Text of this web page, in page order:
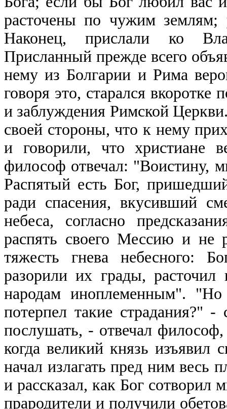
расточены по чужим
Наконец, прислали ко
Присланный прежде всего
нему из Болгарии и Рима
говоря это, старался вкоротке
и заблуждения Римской
своей стороны, что к нему
и говорили, что христиане
философ отвечал: "Воистину,
Распятый есть Бог,
ради спасения, вкусивший
небеса, согласно
распять своего Мессию и не
тяжесть гнева небесного:
разорили их грады,
народам иноплеменным".
потерпел такие страдания?"
послушать, - отвечал
когда великий князь изъявил
начал излагать пред ним весь
и рассказал, как Бог сотворил
прародители и получили